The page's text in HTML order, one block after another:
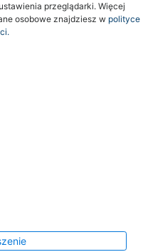
przeglądarki. Więcej
osobowe znajdziesz w polityce